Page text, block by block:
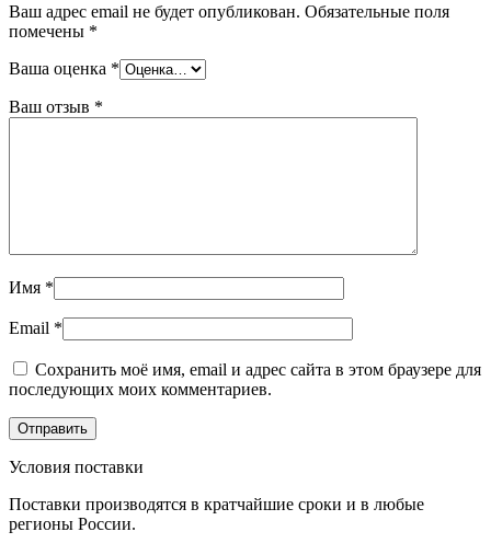
Ваш адрес email не будет опубликован. Обязательные поля
помечены *
Ваша оценка *
Ваш отзыв *
Имя *
Email *
Сохранить моё имя, email и адрес сайта в этом браузере для
последующих моих комментариев.
Условия поставки
Поставки производятся в кратчайшие сроки и в любые
регионы России.